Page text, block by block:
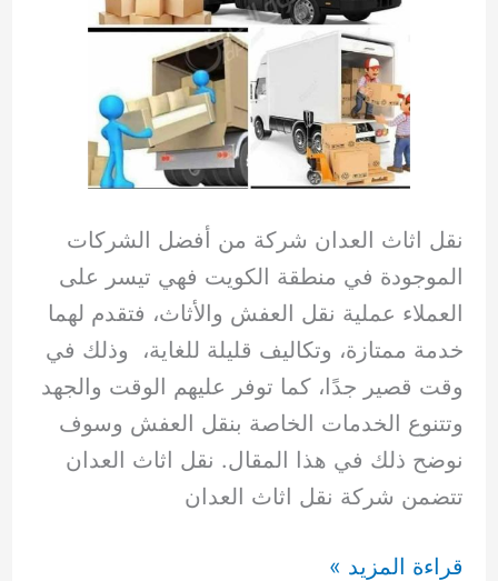
نقل اثاث العدان شركة من أفضل الشركات
الموجودة في منطقة الكويت فهي تيسر على
العملاء عملية نقل العفش والأثاث، فتقدم لهما
خدمة ممتازة، وتكاليف قليلة للغاية، وذلك في
وقت قصير جدًا، كما توفر عليهم الوقت والجهد
وتتنوع الخدمات الخاصة بنقل العفش وسوف
نوضح ذلك في هذا المقال. نقل اثاث العدان
تتضمن شركة نقل اثاث العدان
نقل
قراءة المزيد »